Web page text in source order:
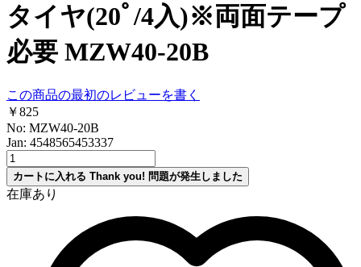
タイヤ(20ﾟ/4入)※両面テープ
必要 MZW40-20B
この商品の最初のレビューを書く
￥825
No: MZW40-20B
Jan: 4548565453337
カートに入れる Thank you! 問題が発生しました
在庫あり